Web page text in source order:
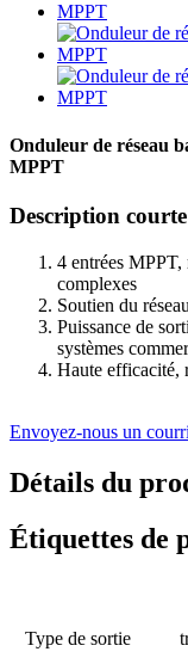
Onduleur de réseau
MPPT
Description
4 entrées MPPT,
complexes
Soutien du
Puissance de
systèmes
Haute efficacité,
Envoyez-nous un
Détails du
Étiquettes de
Type de sortie